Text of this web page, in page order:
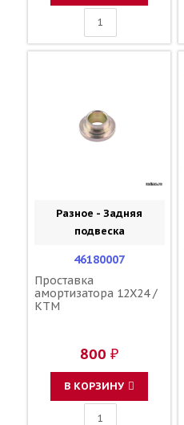
Разное - Задняя
подвеска
46180007
Проставка
амортизатора 12X24 /
KTM
800 ₽
В КОРЗИНУ